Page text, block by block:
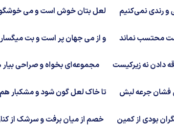
رندی نمی‌کنیم لعل بتان خوش است و می
محتسب نماند و از می جهان پر است و بت
دادن نه زیرکیست مجموعه‌ای بخواه و صراحی
فشان جرعه لبش تا خاک لعل گون شود و مشکبار
بودی از کمین خصم از میان برفت و سرشک از